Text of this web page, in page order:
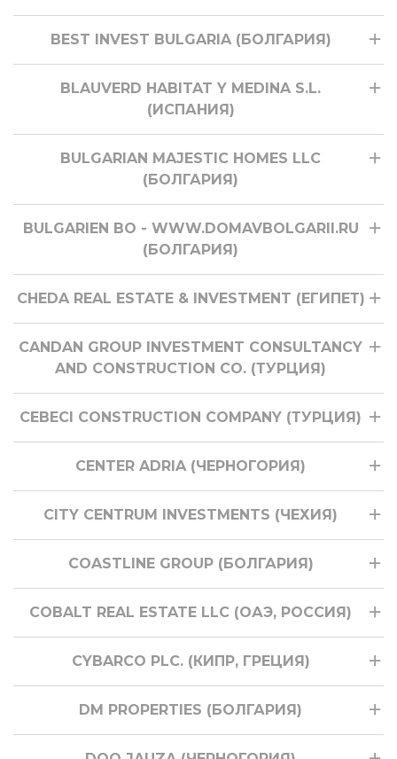
BEST INVEST BULGARIA (БОЛГАРИЯ)
BLAUVERD HABITAT Y MEDINA S.L.
(ИСПАНИЯ)
BULGARIAN MAJESTIC HOMES LLC
(БОЛГАРИЯ)
BULGARIEN BO - WWW.DOMAVBOLGARII.RU
(БОЛГАРИЯ)
CHEDA REAL ESTATE & INVESTMENT (ЕГИПЕТ)
CANDAN GROUP INVESTMENT CONSULTANCY
AND CONSTRUCTION CO. (ТУРЦИЯ)
CEBECI CONSTRUCTION COMPANY (ТУРЦИЯ)
CENTER ADRIA (ЧЕРНОГОРИЯ)
CITY CENTRUM INVESTMENTS (ЧЕХИЯ)
COASTLINE GROUP (БОЛГАРИЯ)
COBALT REAL ESTATE LLC (ОАЭ, РОССИЯ)
CYBARCO PLC. (КИПР, ГРЕЦИЯ)
DM PROPERTIES (БОЛГАРИЯ)